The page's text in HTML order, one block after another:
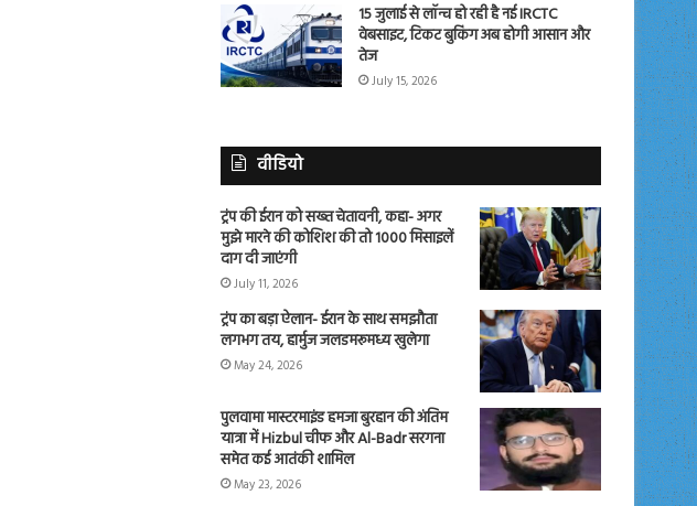
15 जुलाई से लॉन्च हो रही है नई IRCTC
वेबसाइट, टिकट बुकिंग अब होगी आसान और
तेज
July 15, 2026
वीडियो
ट्रंप की ईरान को सख्त चेतावनी, कहा- अगर
मुझे मारने की कोशिश की तो 1000 मिसाइलें
दाग दी जाएंगी
July 11, 2026
ट्रंप का बड़ा ऐलान- ईरान के साथ समझौता
लगभग तय, हार्मुज जलडमरूमध्य खुलेगा
May 24, 2026
पुलवामा मास्टरमाइंड हमजा बुरहान की अंतिम
यात्रा में Hizbul चीफ और Al-Badr सरगना
समेत कई आतंकी शामिल
May 23, 2026